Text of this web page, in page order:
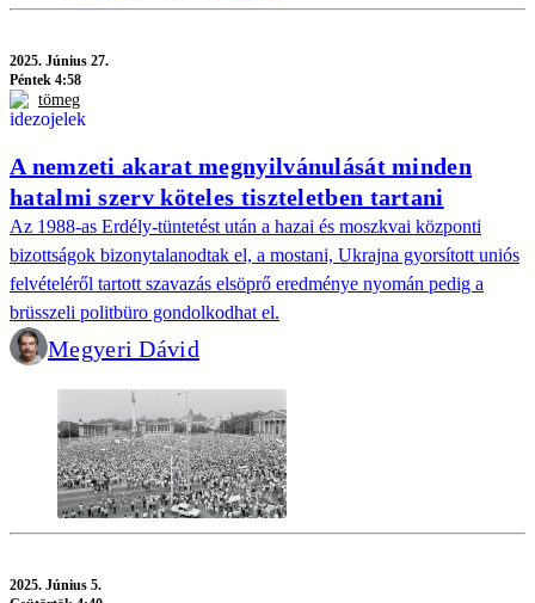
2025. Június 27.
Péntek 4:58
tömeg
A nemzeti akarat megnyilvánulását minden
hatalmi szerv köteles tiszteletben tartani
Az 1988-as Erdély-tüntetést után a hazai és moszkvai központi
bizottságok bizonytalanodtak el, a mostani, Ukrajna gyorsított uniós
felvételéről tartott szavazás elsöprő eredménye nyomán pedig a
brüsszeli politbüro gondolkodhat el.
Megyeri Dávid
2025. Június 5.